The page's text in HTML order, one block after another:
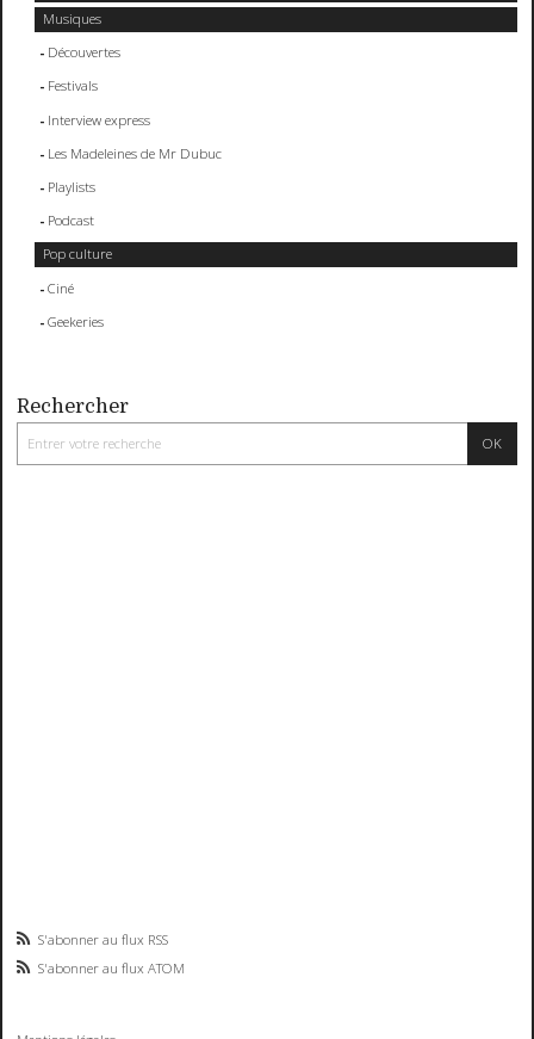
Musiques
Découvertes
Festivals
Interview express
Les Madeleines de Mr Dubuc
Playlists
Podcast
Pop culture
Ciné
Geekeries
Rechercher
S'abonner au flux RSS
S'abonner au flux ATOM